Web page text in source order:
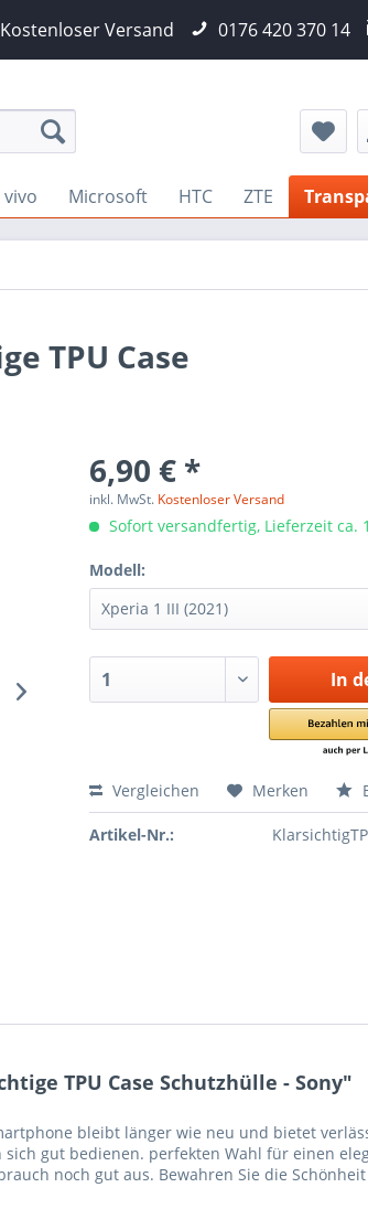
Kostenloser Versand 0176 420 370 14
vivo Microsoft HTC ZTE
TPU Case
6,90 € *
inkl. MwSt. Kostenloser Versand
Sofort versandfertig, Lieferzeit ca.
Modell:
In
Vergleichen Merken
Artikel-Nr.:
TPU Case Schutzhülle - Sony"
bleibt länger wie neu und bietet
gut bedienen. perfekten Wahl für einen
noch gut aus. Bewahren Sie die